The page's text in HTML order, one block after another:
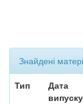
Знайдені
Тип
Дата
випуску